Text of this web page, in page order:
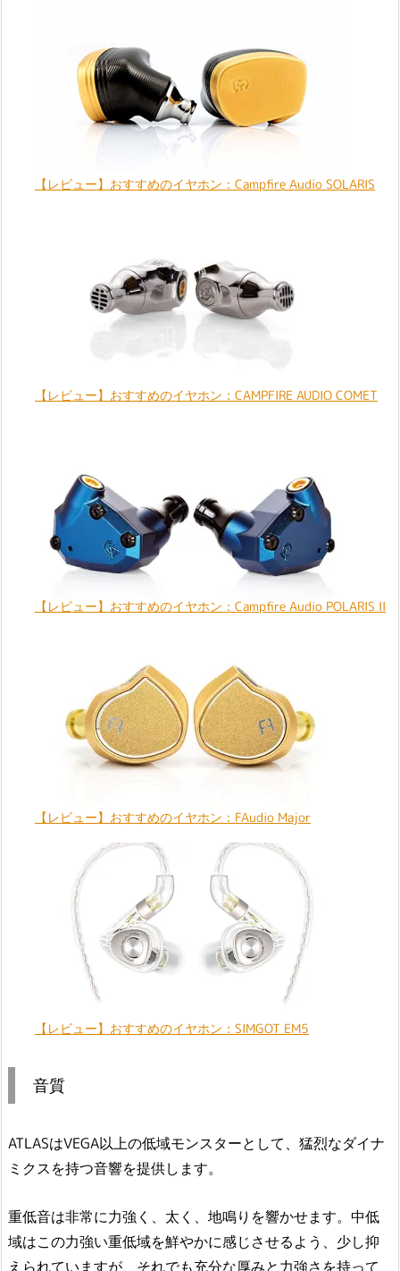
【レビュー】おすすめのイヤホン：Campfire Audio SOLARIS
【レビュー】おすすめのイヤホン：CAMPFIRE AUDIO COMET
【レビュー】おすすめのイヤホン：Campfire Audio POLARIS II
【レビュー】おすすめのイヤホン：FAudio Major
【レビュー】おすすめのイヤホン：SIMGOT EM5
音質
ATLASはVEGA以上の低域モンスターとして、猛烈なダイナ
ミクスを持つ音響を提供します。
重低音は非常に力強く、太く、地鳴りを響かせます。中低
域はこの力強い重低域を鮮やかに感じさせるよう、少し抑
えられていますが、それでも充分な厚みと力強さを持って